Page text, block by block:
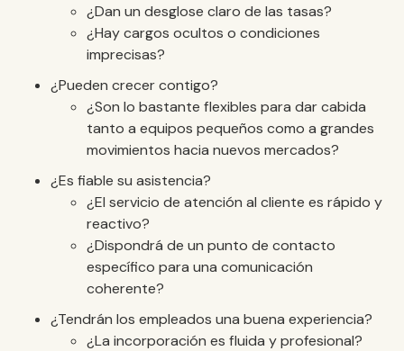
¿Dan un desglose claro de las tasas?
¿Hay cargos ocultos o condiciones
imprecisas?
¿Pueden crecer contigo?
¿Son lo bastante flexibles para dar cabida
tanto a equipos pequeños como a grandes
movimientos hacia nuevos mercados?
¿Es fiable su asistencia?
¿El servicio de atención al cliente es rápido y
reactivo?
¿Dispondrá de un punto de contacto
específico para una comunicación
coherente?
¿Tendrán los empleados una buena experiencia?
¿La incorporación es fluida y profesional?